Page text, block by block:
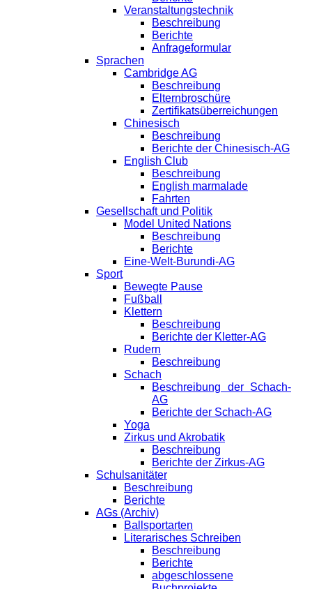
Veranstaltungstechnik
Beschreibung
Berichte
Anfrageformular
Sprachen
Cambridge AG
Beschreibung
Elternbroschüre
Zertifikatsüberreichungen
Chinesisch
Beschreibung
Berichte der Chinesisch-AG
English Club
Beschreibung
English marmalade
Fahrten
Gesellschaft und Politik
Model United Nations
Beschreibung
Berichte
Eine-Welt-Burundi-AG
Sport
Bewegte Pause
Fußball
Klettern
Beschreibung
Berichte der Kletter-AG
Rudern
Beschreibung
Schach
Beschreibung der Schach-
AG
Berichte der Schach-AG
Yoga
Zirkus und Akrobatik
Beschreibung
Berichte der Zirkus-AG
Schulsanitäter
Beschreibung
Berichte
AGs (Archiv)
Ballsportarten
Literarisches Schreiben
Beschreibung
Berichte
abgeschlossene